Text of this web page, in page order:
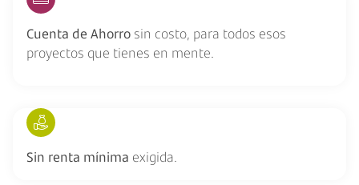
Cuenta de Ahorro sin costo, para todos esos
proyectos que tienes en mente.
Sin renta mínima exigida.